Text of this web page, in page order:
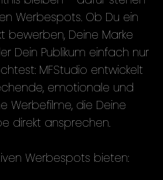
Werbespots. Ob Du ein
bewerben, Deine Marke
Dein Publikum einfach nur
MFStudio entwickelt
emotionale und
Werbefilme, die Deine
direkt ansprechen.
Werbespots bieten: